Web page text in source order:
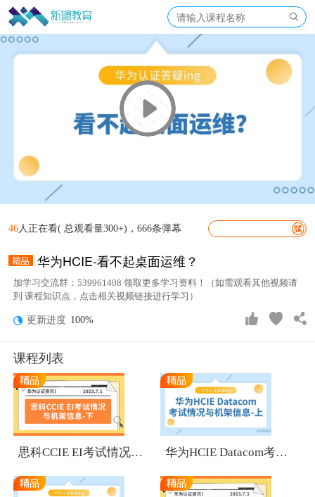
46人正在看( 总观看量300+)，666条弹幕
华为HCIE-看不起桌面运维？
加学习交流群：539961408 领取更多学习资料！（如需观看其他视频请
到 课程知识点，点击相关视频链接进行学习）
更新进度 100%
课程列表
思科CCIE EI考试情况与机架信息-下 华为HCIE Datacom考试情况与机架信息-上